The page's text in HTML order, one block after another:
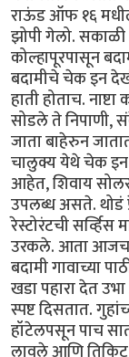
राऊंड ऑफ १६
झोपी गेलो.
कोल्हापूरपासून
बदामीचे चेक इन
हाती होताच.
सोडले ते निपाणी,
जाता बाहेरुन
चालुक्य येथे चेक
आहेत, शिवाय
उपलब्ध असते.
रेस्टोरंटची
उरकले. आता आजचा
बदामी गावाच्या
खडा पहारा देत
स्पष्ट दिसतात.
हॉटेलपसून पाच